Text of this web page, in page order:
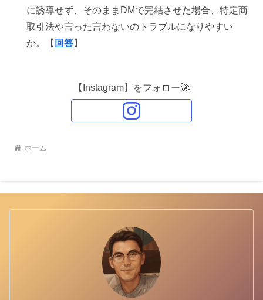
に誘導せず、そのままDMで完結させた場合、特定商
取引法や言った言わないのトラブルになりやすい
か。【 回答】
【Instagram】をフォロー🚀
ホーム